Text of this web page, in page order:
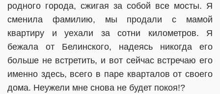
родного города, сжигая за собой все мосты. Я
сменила фамилию, мы продали с мамой
квартиру и уехали за сотни километров. Я
бежала от Белинского, надеясь никогда его
больше не встретить, и вот сейчас встречаю его
именно здесь, всего в паре кварталов от своего
дома. Неужели мне снова не будет покоя!?